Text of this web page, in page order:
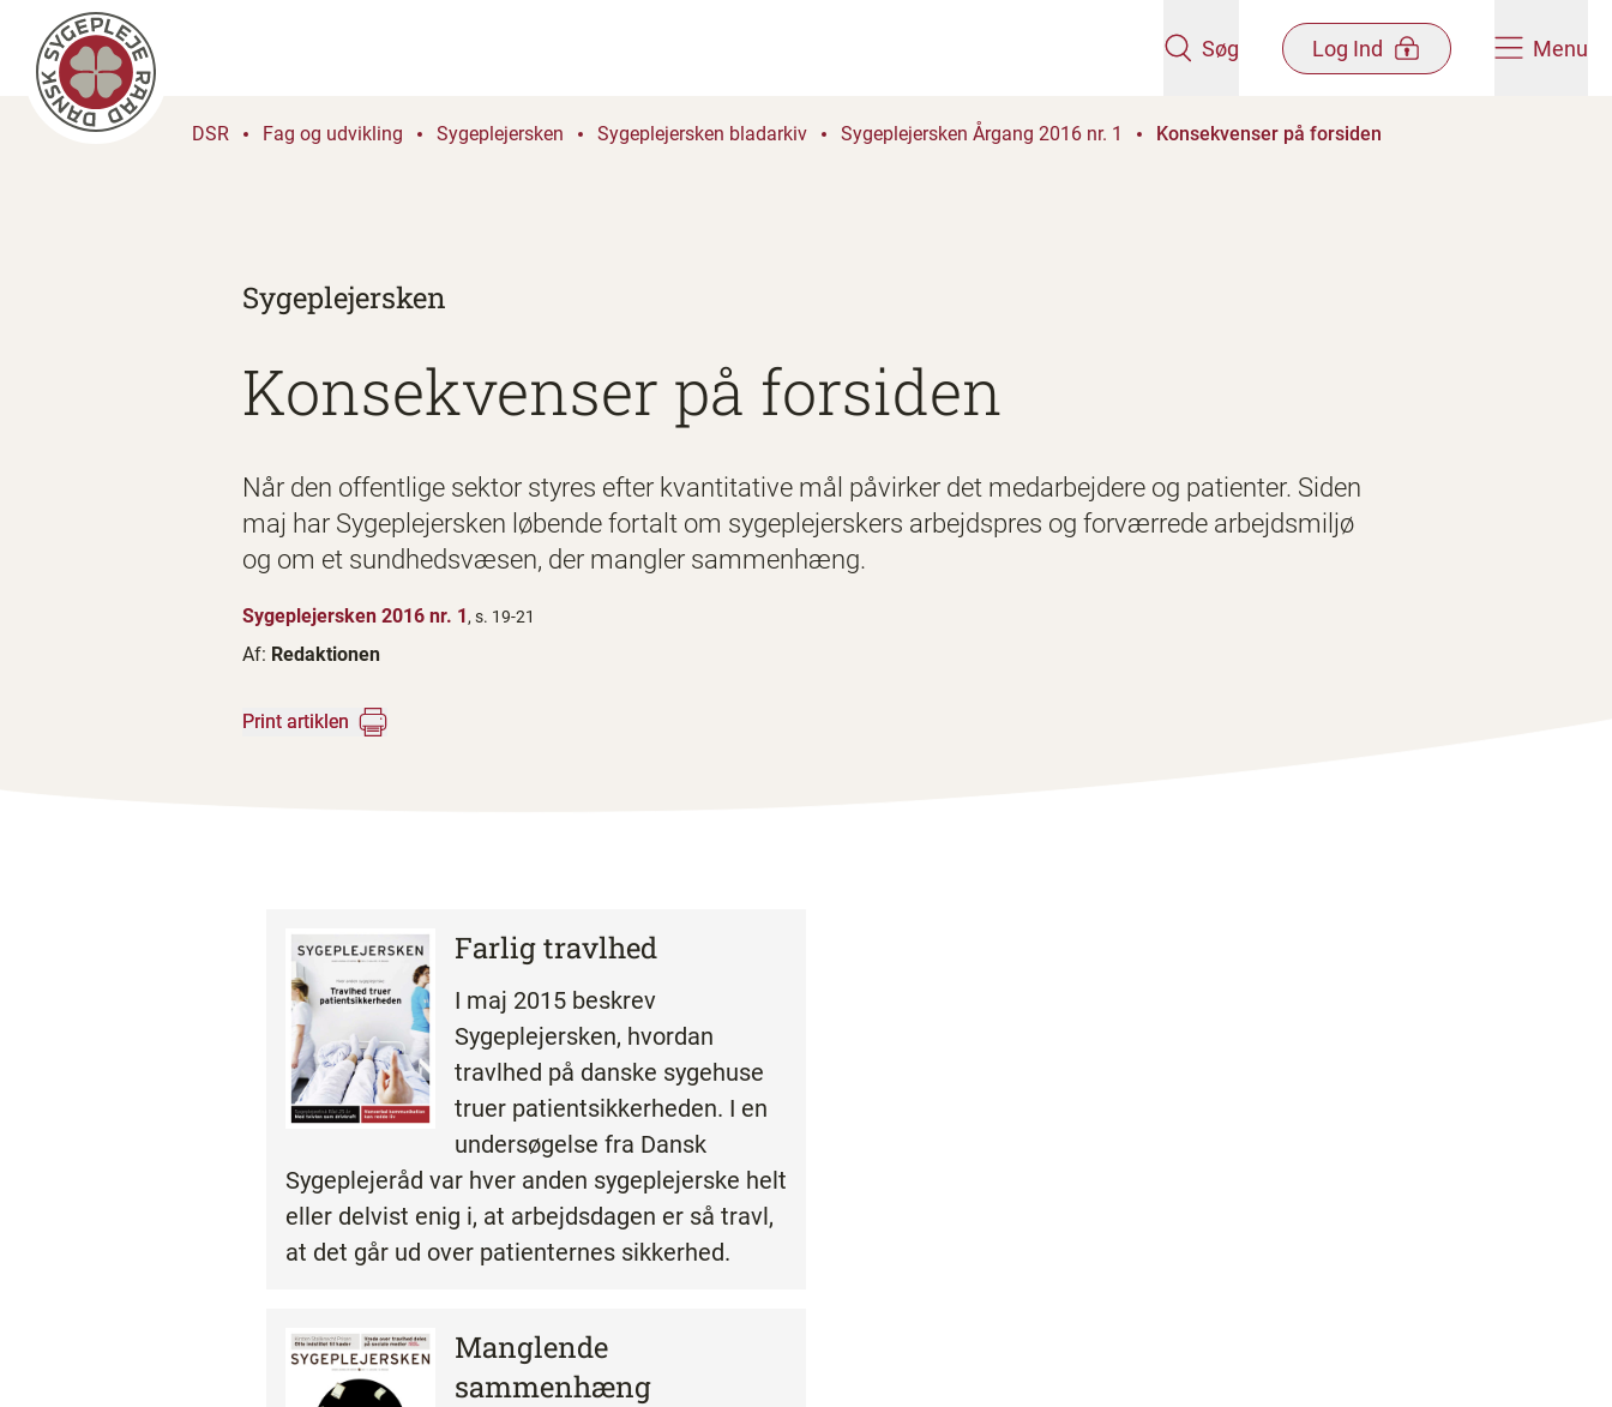
Søg Log Ind Menu
DSR Fag og udvikling Sygeplejersken Sygeplejersken bladarkiv Sygeplejersken Årgang 2016 nr. 1 Konsekvenser på forsiden
Sygeplejersken
Konsekvenser på forsiden
Når den offentlige sektor styres efter kvantitative mål påvirker det medarbejdere og patienter. Siden
maj har Sygeplejersken løbende fortalt om sygeplejerskers arbejdspres og forværrede arbejdsmiljø
og om et sundhedsvæsen, der mangler sammenhæng.
Sygeplejersken 2016 nr. 1, s. 19-21
Af: Redaktionen
Print artiklen
Farlig travlhed
I maj 2015 beskrev
Sygeplejersken, hvordan
travlhed på danske sygehuse
truer patientsikkerheden. I en
undersøgelse fra Dansk
Sygeplejeråd var hver anden sygeplejerske helt
eller delvist enig i, at arbejdsdagen er så travl,
at det går ud over patienternes sikkerhed.
Manglende
sammenhæng